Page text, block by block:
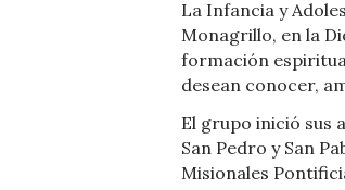
La Infancia y
Monagrillo, en la
formación
desean conocer,
El grupo inició sus
San Pedro y San
Misionales